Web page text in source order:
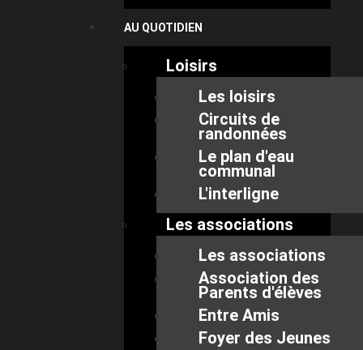
AU QUOTIDIEN
Loisirs
Les loisirs
Circuits de
randonnées
Le plan d'eau
communal
L'interligne
Les associations
Les associations
Association des
Parents d'élèves
Entre Amis
Foyer des Jeunes